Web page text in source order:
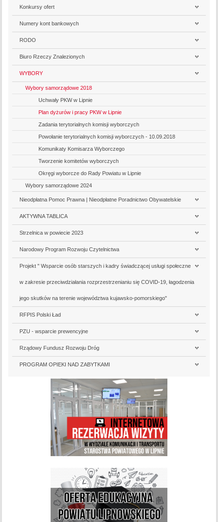
Konkursy ofert
Numery kont bankowych
RODO
Biuro Rzeczy Znalezionych
WYBORY
Wybory samorządowe 2018
Uchwały PKW w Lipnie
Plan dyżurów i pracy PKW w Lipnie
Zadania terytorialnych komisji wyborczych
Powołanie terytorialnych komisji wyborczych - 10.09.2018
Komunikaty Komisarza Wyborczego
Tworzenie komitetów wyborczych
Okręgi wyborcze do Rady Powiatu w Lipnie
Wybory samorządowe 2024
Nieodpłatna Pomoc Prawna | Nieodpłatne Poradnictwo Obywatelskie
AKTYWNA TABLICA
Strzelnica w powiecie 2023
Narodowy Program Rozwoju Czytelnictwa
Projekt " Wsparcie osób starszych i kadry świadczącej usługi społeczne
w zakresie przeciwdziałania rozprzestrzenianiu się COVID-19, łagodzenia
jego skutków na terenie województwa kujawsko-pomorskiego"
RFPIS Polski Ład
PZU - wsparcie prewencyjne
Rządowy Fundusz Rozwoju Dróg
PROGRAM OPIEKI NAD ZABYTKAMI